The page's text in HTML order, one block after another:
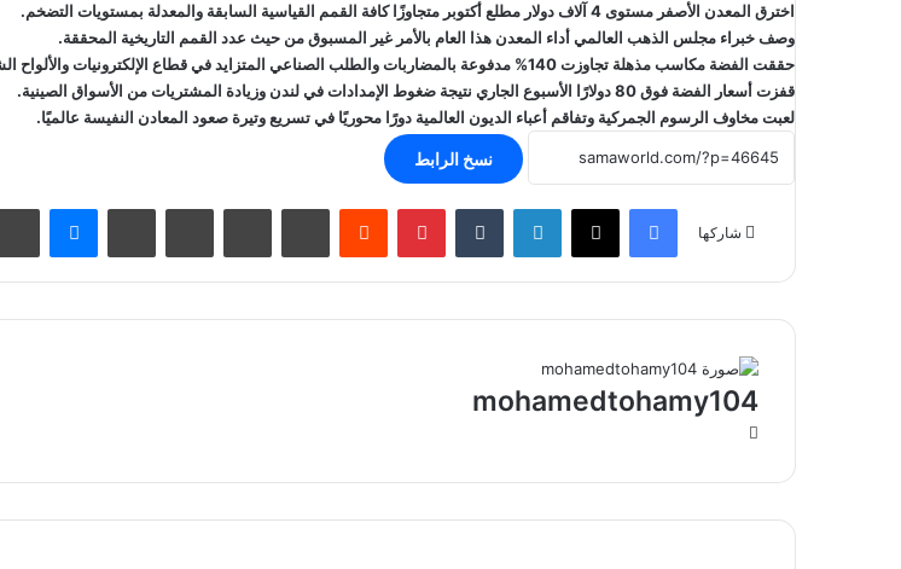
اخترق المعدن الأصفر مستوى 4 آلاف دولار مطلع أكتوبر متجاوزًا كافة القمم القياسية السابقة والمعدلة بمستويات التضخم.
وصف خبراء مجلس الذهب العالمي أداء المعدن هذا العام بالأمر غير المسبوق من حيث عدد القمم التاريخية المحققة.
حققت الفضة مكاسب مذهلة تجاوزت 140% مدفوعة بالمضاربات والطلب الصناعي المتزايد في قطاع الإلكترونيات والألواح الشمسية.
قفزت أسعار الفضة فوق 80 دولارًا الأسبوع الجاري نتيجة ضغوط الإمدادات في لندن وزيادة المشتريات من الأسواق الصينية.
لعبت مخاوف الرسوم الجمركية وتفاقم أعباء الديون العالمية دورًا محوريًا في تسريع وتيرة صعود المعادن النفيسة عالميًا.
نسخ الرابط
شاركها
فيسبوك ‫X لينكدإن بينتيريست Odnoklassniki
‫Pocket سكايب ماسنجر
mohamedtohamy104